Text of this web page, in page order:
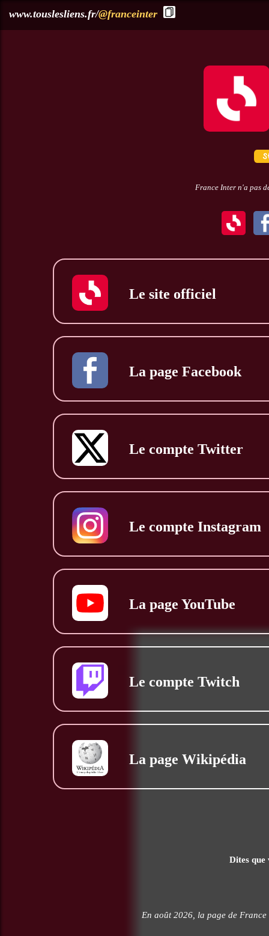
www.touslesliens.fr/@franceinter
France Inter n'a pas
Le site officiel
La page Facebook
Le compte Twitter
Le compte Instagram
La page YouTube
Le compte Twitch
La page Wikipédia
Dites que
En août 2026, la page de